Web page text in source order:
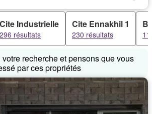
Cite Industrielle
296 résultats
Cite Ennakhil 1
230 résultats
recherche et pensons que vous
par ces propriétés